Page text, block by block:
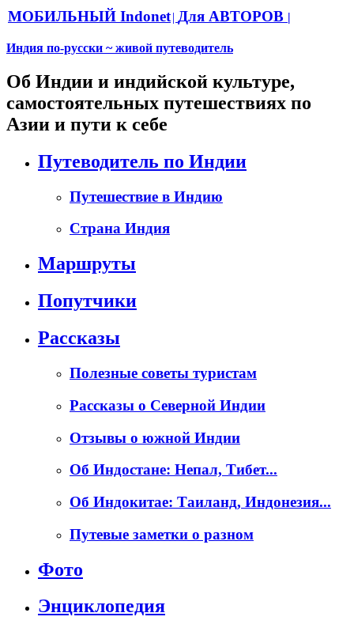
МОБИЛЬНЫЙ Indonet| Для АВТОРОВ |
Индия по-русски ~ живой путеводитель
Об Индии и индийской культуре,
самостоятельных путешествиях по
Азии и пути к себе
Путеводитель по Индии
Путешествие в Индию
Страна Индия
Маршруты
Попутчики
Рассказы
Полезные советы туристам
Рассказы о Северной Индии
Отзывы о южной Индии
Об Индостане: Непал, Тибет...
Об Индокитае: Таиланд, Индонезия...
Путевые заметки о разном
Фото
Энциклопедия